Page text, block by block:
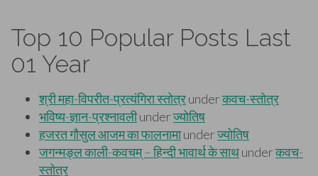
Top 10 Popular Posts Last
01 Year